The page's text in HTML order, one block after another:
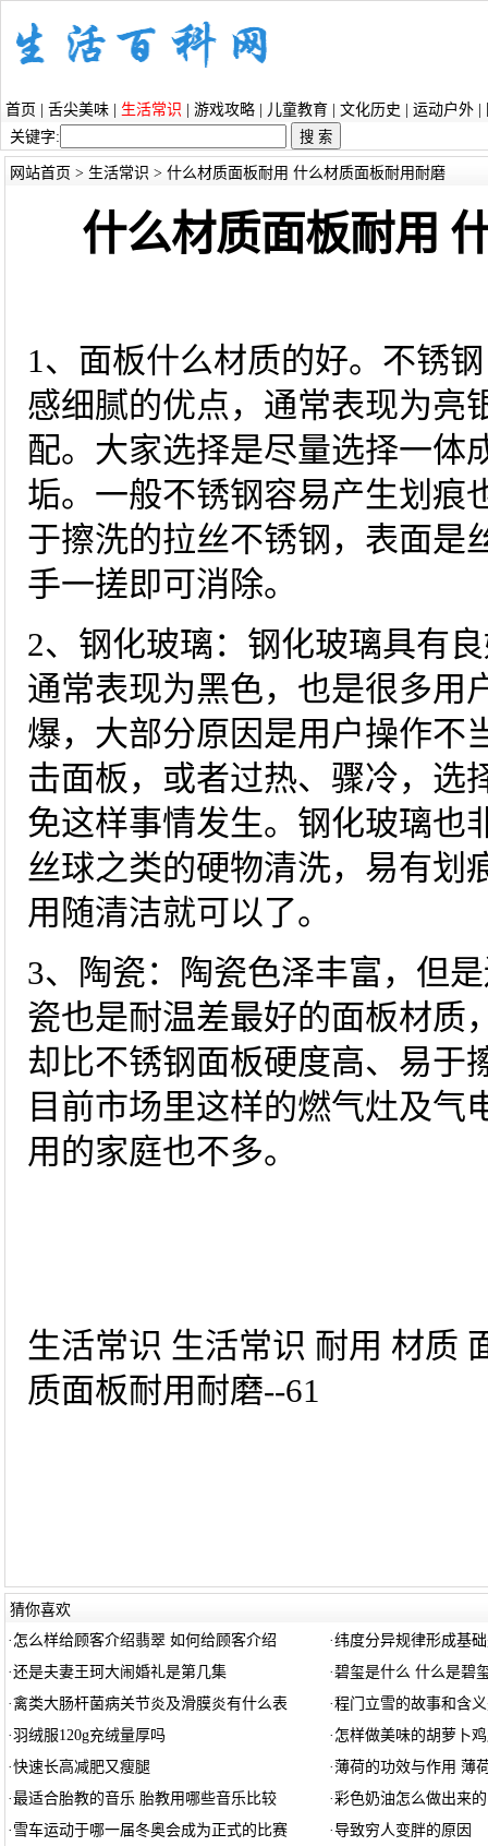
首页 舌尖美味 生活常识 游戏攻略 儿童教育 文化历史 运动户外
关键字:
网站首页 > 生活常识 > 什么材质面板耐用 什么材质面板耐用耐磨
什么材质面板耐用
1、面板什么材质的好。不锈
感细腻的优点，通常表现为亮
配。大家选择是尽量选择一体
垢。一般不锈钢容易产生划痕
于擦洗的拉丝不锈钢，表面是
手一搓即可消除。
2、钢化玻璃：钢化玻璃具有
通常表现为黑色，也是很多用
爆，大部分原因是用户操作不
击面板，或者过热、骤冷，选
免这样事情发生。钢化玻璃也
丝球之类的硬物清洗，易有划
用随清洁就可以了。
3、陶瓷：陶瓷色泽丰富，但
瓷也是耐温差最好的面板材质
却比不锈钢面板硬度高、易于
目前市场里这样的燃气灶及气
用的家庭也不多。
生活常识 生活常识 耐用 材质
质面板耐用耐磨--61
猜你喜欢
· 怎么样给顾客介绍翡翠 如何给顾客介绍 ·纬度分异规律形成基
·还是夫妻王珂大闹婚礼是第几集 ·碧玺是什么 什么是碧
·禽类大肠杆菌病关节炎及滑膜炎有什么表 ·程门立雪的故事和含
·羽绒服120g充绒量厚吗 · 怎样做美味的胡萝卜
·快速长高减肥又瘦腿 ·薄荷的功效与作用 薄
·最适合胎教的音乐 胎教用哪些音乐比较 ·彩色奶油怎么做出来
· 雪车运动于哪一届冬奥会成为正式的比赛 ·导致穷人变胖的原因